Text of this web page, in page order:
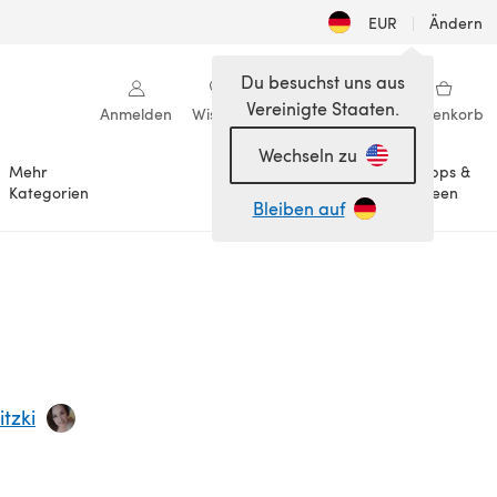
EUR | Ändern
Anmelden Wishlist Meine Bibliothek Warenkorb
Mehr
Kategorien
Anlässe
Tipps &
Ideen
Du besuchst uns aus
Vereinigte Staaten.
Wechseln zu
Bleiben auf